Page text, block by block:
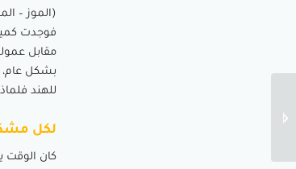
(الموز –
فوجدت
مقابل
بشكل عام،
للهند
لكل
كان الوقت